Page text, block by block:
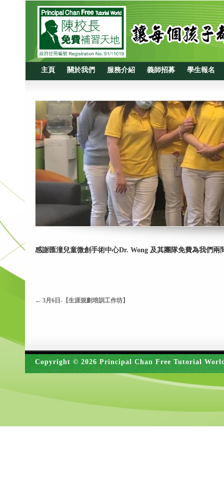
主頁 關於我們 服務介紹 義師招募 學生報名
感謝匯潼兒童微創手術中心Dr. Wong 及其團隊免費為我們
← 3月6日-【生涯規劃培訓工作坊】
Copyright © 2026 Principal Chan Free Tutorial